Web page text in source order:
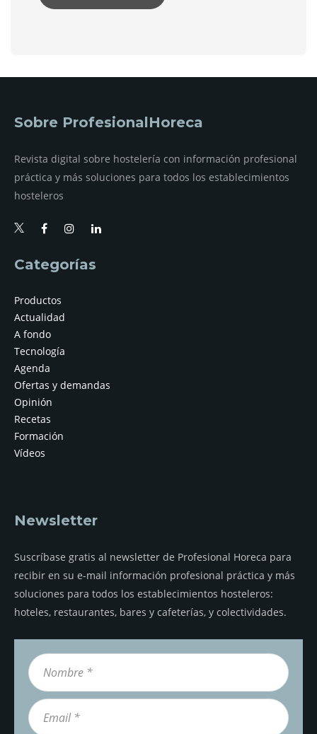
Sobre ProfesionalHoreca
Revista digital sobre hostelería con información profesional
práctica y más soluciones para todos los establecimientos
hosteleros
Categorías
Productos
Actualidad
A fondo
Tecnología
Agenda
Ofertas y demandas
Opinión
Recetas
Formación
Vídeos
Newsletter
Suscríbase gratis al newsletter de Profesional Horeca para
recibir en su e-mail información profesional práctica y más
soluciones para todos los establecimientos hosteleros:
hoteles, restaurantes, bares y cafeterías, y colectividades.